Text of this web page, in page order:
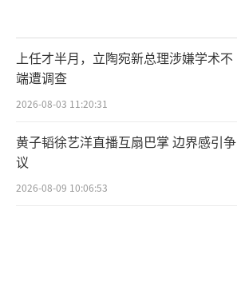
上任才半月，立陶宛新总理涉嫌学术不
端遭调查
2026-08-03 11:20:31
黄子韬徐艺洋直播互扇巴掌 边界感引争
议
2026-08-09 10:06:53